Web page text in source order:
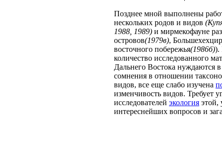
Позднее мной выполнены
нескольких родов и видов
1988, 1989) и мирмекофауне
островов(1979в),
восточного побережья(1986б)).
количество исследованного
Дальнего Востока нуждаются
сомнения в отношении
видов, все еще слабо изучена
изменчивость видов. Требует
исследователей экология этой,
интереснейших вопросов и